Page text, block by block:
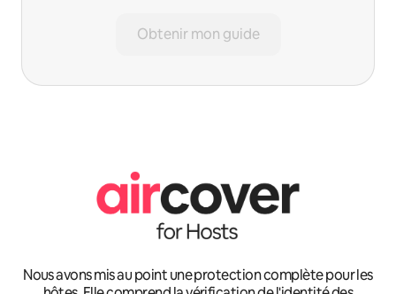
Obtenir mon guide
Nous avons mis au point une protection complète pour les